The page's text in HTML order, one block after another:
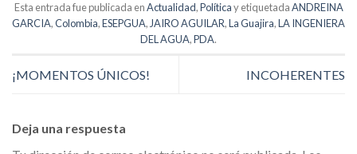
Esta entrada fue publicada enActualidad,Políticay etiquetadaANDREINA
GARCIA,Colombia,ESEPGUA, JAIRO AGUILAR,La Guajira,LA INGENIERA
DEL AGUA,PDA.
¡MOMENTOS ÚNICOS! INCOHERENTES
Deja una respuesta